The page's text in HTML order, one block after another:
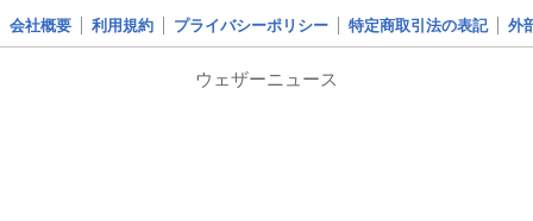
会社概要 利用規約 プライバシーポリシー 特定商取引法の表記 外
ウェザーニュース